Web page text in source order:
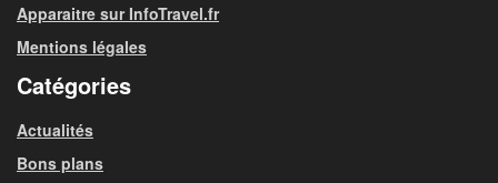
Apparaitre sur InfoTravel.fr
Mentions légales
Catégories
Actualités
Bons plans